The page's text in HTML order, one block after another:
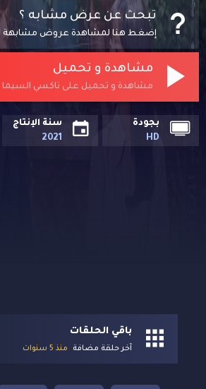
تبحث عن عرض مشابه ؟
إضغط هنا لمشاهدة عروض مشابهة
مشاهدة و تحميل
مشاهدة و تحميل على تاكسي السيما
بجودة
HD
سنة الإنتاج
2021
باقي الحلقات
آخر حلقة مضافة منذ 5 سنوات